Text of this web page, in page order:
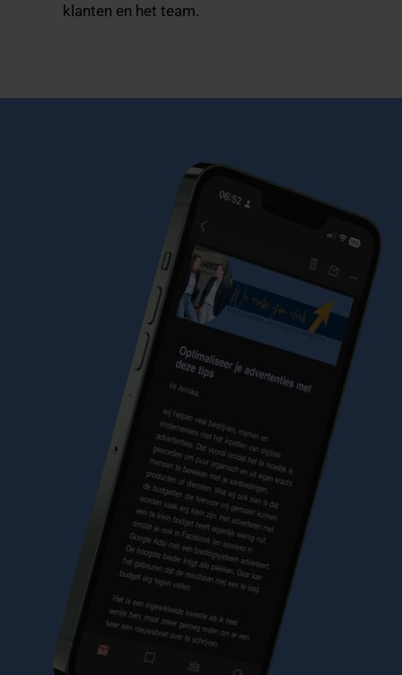
klanten en het team.